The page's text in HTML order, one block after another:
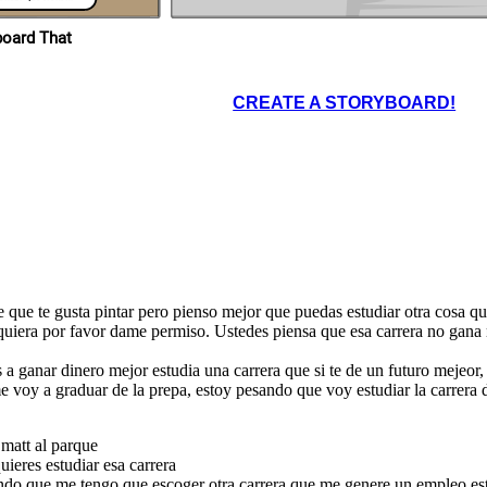
ESTUDIAR LA
CARRERA QUE YO
ESCOJI ASI ME
HACE MUY FELIZ.
en Storyboard That
CREATE A STORYBOARD!
que te gusta pintar pero pienso mejor que puedas estudiar otra cosa
por favor dame permiso. Ustedes piensa que esa carrera no
ganar dinero mejor estudia una carrera que si te de un futuro
voy a graduar de la prepa, estoy pesando que voy estudiar la carrera
al parque
estudiar esa carrera